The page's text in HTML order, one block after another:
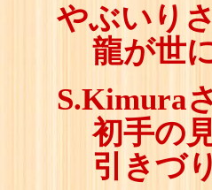
やぶいり
龍が世
S.Kimura
初手の
引きづ